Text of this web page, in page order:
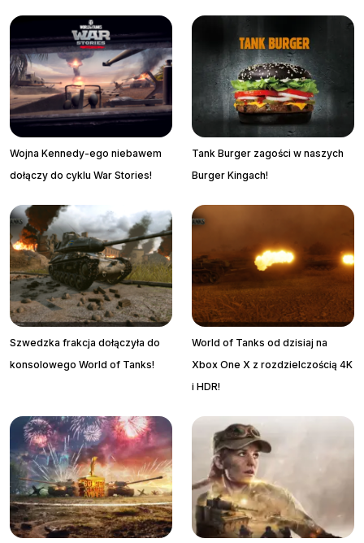
Wojna Kennedy-ego niebawem
dołączy do cyklu War Stories!
Tank Burger zagości w naszych
Burger Kingach!
Szwedzka frakcja dołączyła do
konsolowego World of Tanks!
World of Tanks od dzisiaj na
Xbox One X z rozdzielczością 4K
i HDR!